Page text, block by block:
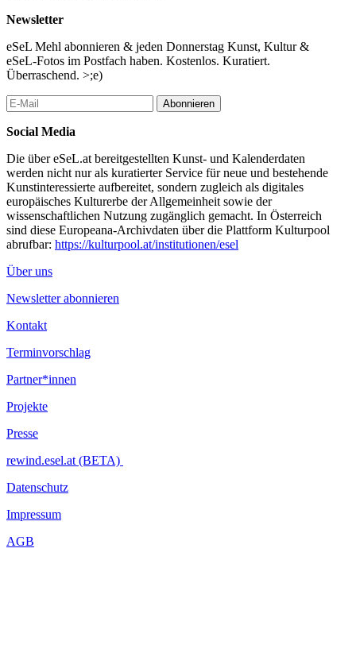
Newsletter
eSeL Mehl abonnieren & jeden Donnerstag Kunst, Kultur &
eSeL-Fotos im Postfach haben. Kostenlos. Kuratiert.
Überraschend. >;e)
Abonnieren
Social Media
Die über eSeL.at bereitgestellten Kunst- und Kalenderdaten
werden nicht nur als kuratierter Service für neue und bestehende
Kunstinteressierte aufbereitet, sondern zugleich als digitales
europäisches Kulturerbe der Allgemeinheit sowie der
wissenschaftlichen Nutzung zugänglich gemacht. In Österreich
sind diese Europeana-Archivdaten über die Plattform Kulturpool
abrufbar: https://kulturpool.at/institutionen/esel
Über uns
Newsletter abonnieren
Kontakt
Terminvorschlag
Partner*innen
Projekte
Presse
rewind.esel.at (BETA)
Datenschutz
Impressum
AGB